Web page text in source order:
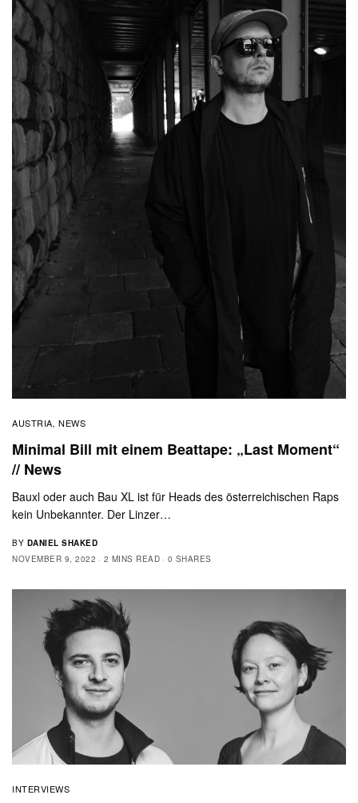
AUSTRIA, NEWS
Minimal Bill mit einem Beattape: „Last Moment“
// News
Bauxl oder auch Bau XL ist für Heads des österreichischen Raps
kein Unbekannter. Der Linzer…
BY DANIEL SHAKED
NOVEMBER 9, 2022
2 MINS READ 0 SHARES
INTERVIEWS